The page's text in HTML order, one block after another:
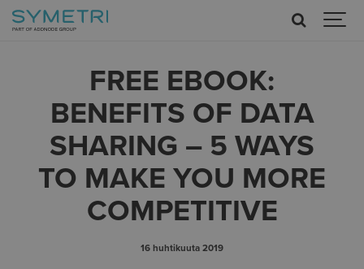
FREE EBOOK:
BENEFITS OF DATA
SHARING – 5 WAYS
TO MAKE YOU MORE
COMPETITIVE
16 huhtikuuta 2019